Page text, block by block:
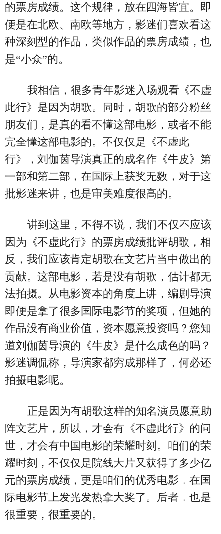
的票房成绩。这个规律，放在四海皆宜。即
便是在北欧、南欧等地方，影迷们喜欢看这
种深刻型的作品，类似作品的票房成绩，也
是“小众”的。
我相信，很多青年影迷入场观看《不虚
此行》是因为胡歌。同时，胡歌的部分粉丝
朋友们，是真的看不懂这部电影，或者不能
完全懂这部电影的。不仅仅是《不虚此
行》，刘伽茵导演真正的成名作《牛皮》第
一部和第二部，在国际上获奖无数，对于这
批影迷来讲，也是审美难度很高的。
讲到这里，不得不说，我们不仅不应该
因为《不虚此行》的票房成绩批评胡歌，相
反，我们应该肯定胡歌在文艺片当中做出的
贡献。这部电影，若是没有胡歌，估计都无
法拍摄。从电影资本的角度上讲，编剧导演
即便是拿了很多国际电影节的奖项，但她的
作品没有商业价值，资本愿意投资吗？您知
道刘伽茵导演的《牛皮》是什么成色的吗？
影迷调侃称，导演家都穷成那样了，何必还
拍摄电影呢。
正是因为有胡歌这样的知名演员愿意助
阵文艺片，所以，才会有《不虚此行》的问
世，才会有中国电影的荣耀时刻。咱们的荣
耀时刻，不仅仅是院线大片又获得了多少亿
元的票房成绩，更是咱们的优秀电影，在国
际电影节上发光发热拿大奖了。后者，也是
很重要，很重要的。